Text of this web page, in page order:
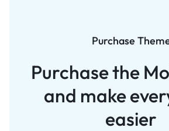
Purchase
Purchase the
and make
easier